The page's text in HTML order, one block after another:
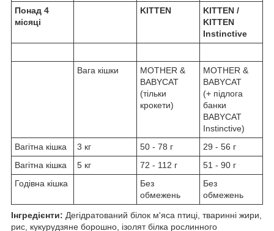
Понад 4
місяці
KITTEN
KITTEN /
KITTEN
Instinctive
Вага кішки
MOTHER &
BABYCAT
(тільки
крокети)
MOTHER &
BABYCAT
(+ підлога
банки
BABYCAT
Instinctive)
Вагітна кішка
3 кг 50 - 78 г
29 - 56 г
Вагітна кішка
5 кг 72 - 112 г
51 - 90 г
Годівна кішка
Без
обмежень
Без
обмежень
Інгредієнти: Дегідратований білок м'яса птиці, тваринні жири,
рис, кукурудзяне борошно, ізолят білка рослинного